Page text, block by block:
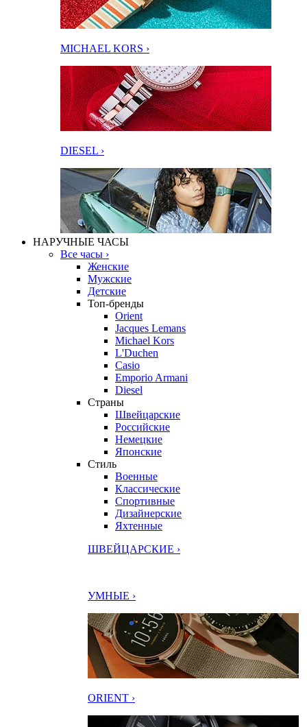
MICHAEL KORS ›
DIESEL ›
НАРУЧНЫЕ ЧАСЫ
Все часы ›
Женские
Мужские
Детские
Топ-бренды
Orient
Jacques Lemans
Michael Kors
L'Duchen
Casio
Emporio Armani
Diesel
Страны
Швейцарские
Российские
Немецкие
Японские
Стиль
Военные
Классические
Спортивные
Дизайнерские
Яхтенные
ШВЕЙЦАРСКИЕ ›
УМНЫЕ ›
ORIENT ›